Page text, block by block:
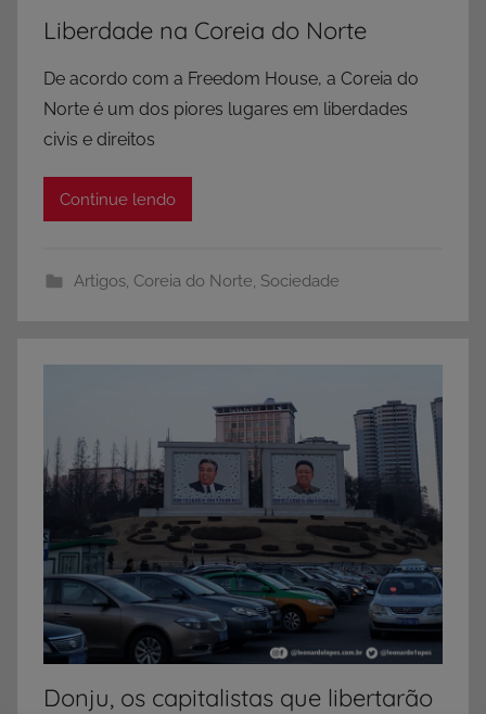
Liberdade na Coreia do Norte
De acordo com a Freedom House, a Coreia do
Norte é um dos piores lugares em liberdades
civis e direitos
Continue lendo
Artigos, Coreia do Norte, Sociedade
Donju, os capitalistas que libertarão